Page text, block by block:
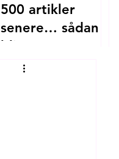
500 artikler
senere… sådan
bliver
mitistanbul.dk til